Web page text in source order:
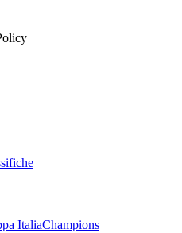
ItaliaChampions